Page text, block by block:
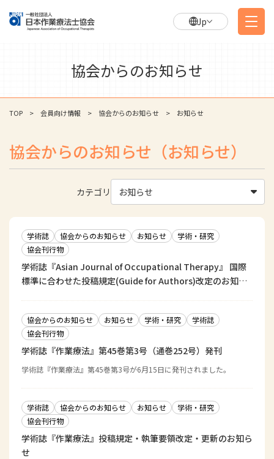
Jp
協会からのお知らせ
TOP 会員向け情報 協会からのお知らせ お知らせ
協会からのお知らせ（お知らせ）
カテゴリ お知らせ
学術誌 協会からのお知らせ お知らせ
学術・研究
協会刊行物
学術誌『Asian Journal of Occupational Therapy』 国際
標準に合わせた投稿規定(Guide for Authors)改定のお知ら
協会からのお知らせ お知らせ 学術・研究
学術誌
協会刊行物
学術誌『作業療法』第45巻第3号（通巻252号）発刊
学術誌『作業療法』第45巻第3号が6月15日に発刊されました。
学術誌 協会からのお知らせ お知らせ
学術・研究
協会刊行物
学術誌『作業療法』投稿規定・執筆要領改定・更新のお知ら
せ